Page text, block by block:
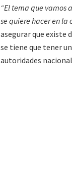
“El tema que vamos
se quiere hacer en
asegurar que existe
se tiene que tener
autoridades